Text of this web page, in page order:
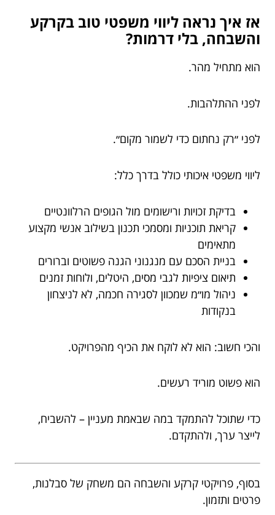
אז איך נראה ליווי משפטי טוב בקרקע
והשבחה, בלי דרמות?
הוא מתחיל מהר.
לפני ההתלהבות.
לפני ״רק נחתום כדי לשמור מקום״.
ליווי משפטי איכותי כולל בדרך כלל:
בדיקת זכויות ורישומים מול הגופים הרלוונטיים
קריאת תוכניות ומסמכי תכנון בשילוב אנשי מקצוע
מתאימים
בניית הסכם עם מנגנוני הגנה פשוטים וברורים
תיאום ציפיות לגבי מסים, היטלים, ולוחות זמנים
ניהול מו״מ שמכוון לסגירה חכמה, לא לניצחון
בנקודות
והכי חשוב: הוא לא לוקח את הכיף מהפרויקט.
הוא פשוט מוריד רעשים.
כדי שתוכל להתמקד במה שבאמת מעניין – להשביח,
לייצר ערך, ולהתקדם.
בסוף, פרויקטי קרקע והשבחה הם משחק של סבלנות,
פרטים ותזמון.